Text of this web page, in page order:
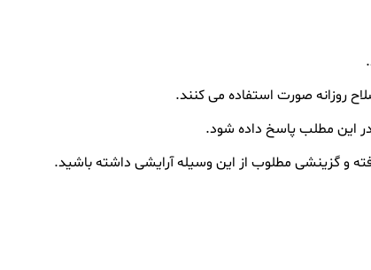
روزانه صورت استفاده می کنند.
در این مطلب پاسخ داده شود.
و گزینشی مطلوب از این وسیله آرایشی داشته باشید.